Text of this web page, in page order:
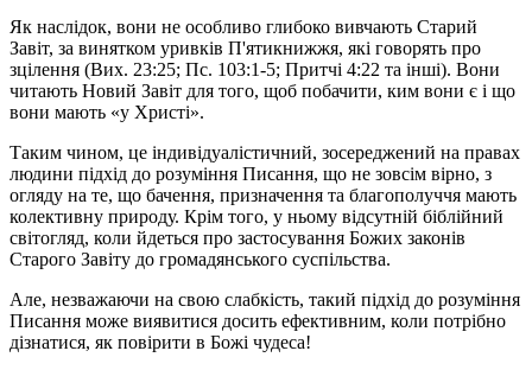
Як наслідок, вони не особливо глибоко вивчають Старий
Завіт, за винятком уривків П'ятикнижжя, які говорять про
зцілення (Вих. 23:25; Пс. 103:1-5; Притчі 4:22 та інші). Вони
читають Новий Завіт для того, щоб побачити, ким вони є і що
вони мають «у Христі».
Таким чином, це індивідуалістичний, зосереджений на правах
людини підхід до розуміння Писання, що не зовсім вірно, з
огляду на те, що бачення, призначення та благополуччя мають
колективну природу. Крім того, у ньому відсутній біблійний
світогляд, коли йдеться про застосування Божих законів
Старого Завіту до громадянського суспільства.
Але, незважаючи на свою слабкість, такий підхід до розуміння
Писання може виявитися досить ефективним, коли потрібно
дізнатися, як повірити в Божі чудеса!